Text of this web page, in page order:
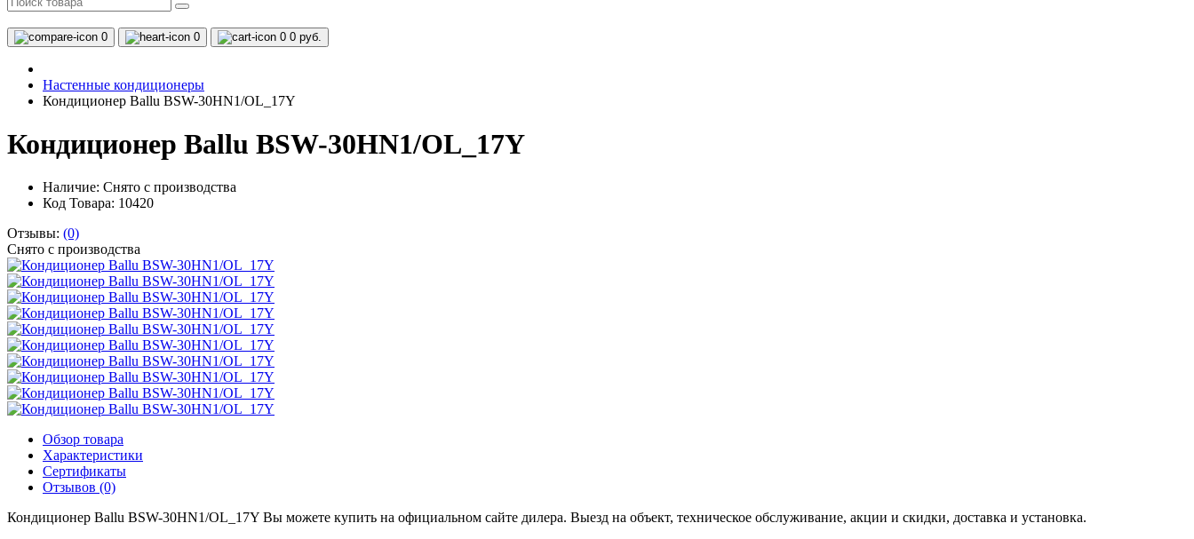
0 0 0 0 руб.
Настенные кондиционеры
Кондиционер Ballu BSW-30HN1/OL_17Y
Кондиционер Ballu BSW-30HN1/OL_17Y
Наличие: Снято с производства
Код Товара: 10420
Отзывы: (0)
Снято с производства
Обзор товара
Характеристики
Сертификаты
Отзывов (0)
Кондиционер Ballu BSW-30HN1/OL_17Y Вы можете купить на официальном сайте дилера. Выезд на объект, техническое обслуживание, акции и скидки, доставка и установка.